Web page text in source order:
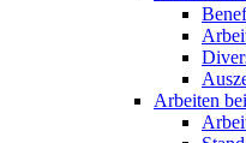
Arbeiten